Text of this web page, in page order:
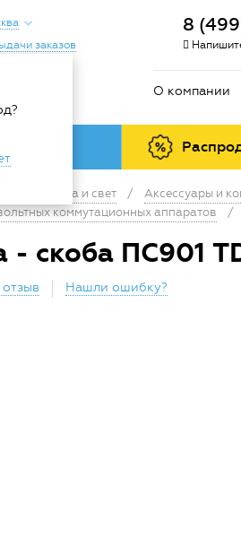
заказов
8
О компании
Электрика и свет / Аксессуары и
коммутационных аппаратов
/
- скоба ПС901
Нашли ошибку?